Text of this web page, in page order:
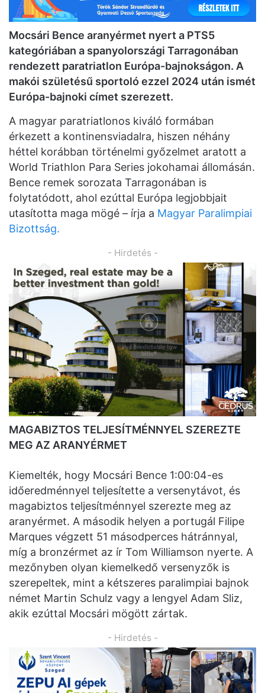
Mocsári Bence aranyérmet nyert a PTS5
kategóriában a spanyolországi Tarragonában
rendezett paratriatlon Európa-bajnokságon. A
makói születésű sportoló ezzel 2024 után ismét
Európa-bajnoki címet szerezett.
A magyar paratriatlonos kiváló formában
érkezett a kontinensviadalra, hiszen néhány
héttel korábban történelmi győzelmet aratott a
World Triathlon Para Series jokohamai állomásán.
Bence remek sorozata Tarragonában is
folytatódott, ahol ezúttal Európa legjobbjait
utasította maga mögé – írja a Magyar Paralimpiai
Bizottság.
- Hirdetés -
MAGABIZTOS TELJESÍTMÉNNYEL SZEREZTE
MEG AZ ARANYÉRMET
Kiemelték, hogy Mocsári Bence 1:00:04-es
időeredménnyel teljesítette a versenytávot, és
magabiztos teljesítménnyel szerezte meg az
aranyérmet. A második helyen a portugál Filipe
Marques végzett 51 másodperces hátránnyal,
míg a bronzérmet az ír Tom Williamson nyerte. A
mezőnyben olyan kiemelkedő versenyzők is
szerepeltek, mint a kétszeres paralimpiai bajnok
német Martin Schulz vagy a lengyel Adam Sliz,
akik ezúttal Mocsári mögött zártak.
- Hirdetés -